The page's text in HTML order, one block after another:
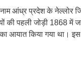
आंध्र प्रदेश के नेल्लोर
की पहली जोड़ी 1868
आयात किया गया था।